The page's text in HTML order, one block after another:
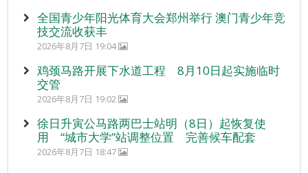
全国青少年阳光体育大会郑州举行 澳门青少年竞
技交流收获丰
2026年8月7日 19:04
鸡颈马路开展下水道工程 8月10日起实施临时
交管
2026年8月7日 19:02
徐日升寅公马路两巴士站明（8日）起恢复使
用 “城市大学”站调整位置 完善候车配套
2026年8月7日 18:47